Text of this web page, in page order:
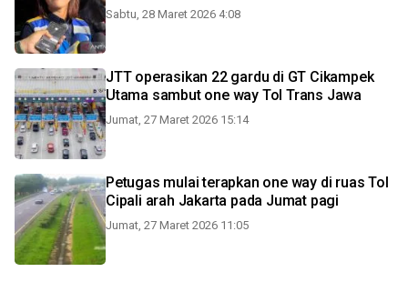
Sabtu, 28 Maret 2026 4:08
JTT operasikan 22 gardu di GT Cikampek
Utama sambut one way Tol Trans Jawa
Jumat, 27 Maret 2026 15:14
Petugas mulai terapkan one way di ruas Tol
Cipali arah Jakarta pada Jumat pagi
Jumat, 27 Maret 2026 11:05